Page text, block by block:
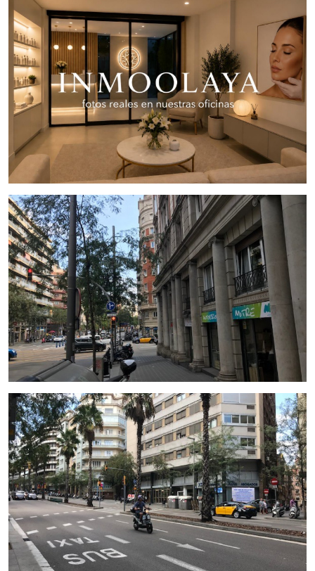
Entrada totalmente acristalada
Distribución inteligente en boxes de atención
médica
Recepción en la entrada
Sala para poder instalar Quirófano Ambulatorio
Dispone de toda la maquinaria necesaria para
seguir con el negocio de inmediato
1 sala polivalente, ideal para reuniones, formación o
usos múltiple
1 zona office
Totalmente reformado y equipado
Amplio espacio de atención a pacientes
Ubicación privilegiada
Licencia actual:
Medicina Estética
Condiciones de Traspaso:
Precio:90.000 €
Alquiler actual:4000+IVA
Este centro es ideal para profesionales médicos, clínicas
privadas, proyectos de salud integral o centros de
especialidades que buscan establecerse en una de laszonas
más visitadas y consolidadas de Barcelona.
¿Desea más información o agendar una visita?Contáctenos
hoy mismo. Nuestro equipo le asesorará en todo el proceso
y le acompañará para asegurar una inversión segura y
adaptada a sus necesidades.